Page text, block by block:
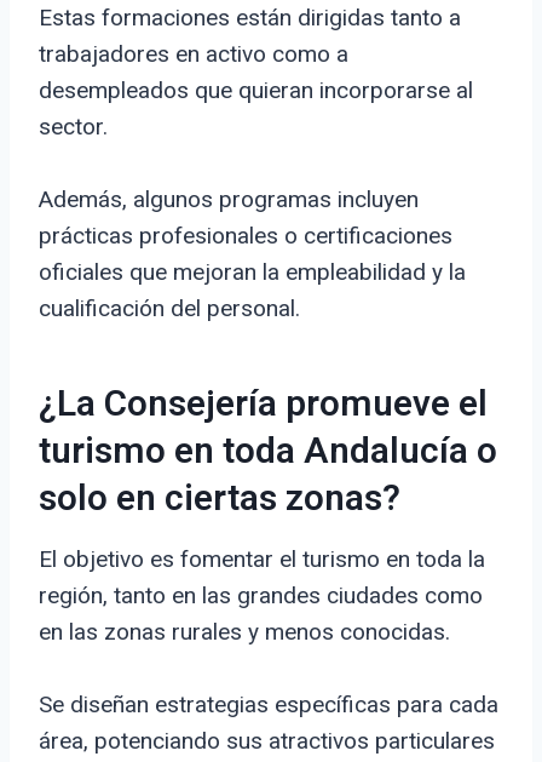
Estas formaciones están dirigidas tanto a
trabajadores en activo como a
desempleados que quieran incorporarse al
sector.
Además, algunos programas incluyen
prácticas profesionales o certificaciones
oficiales que mejoran la empleabilidad y la
cualificación del personal.
¿La Consejería promueve el
turismo en toda Andalucía o
solo en ciertas zonas?
El objetivo es fomentar el turismo en toda la
región, tanto en las grandes ciudades como
en las zonas rurales y menos conocidas.
Se diseñan estrategias específicas para cada
área, potenciando sus atractivos particulares